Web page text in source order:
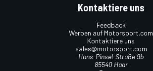
Kontaktiere uns
Feedback
Werben auf Motorsport.com
Kontaktiere uns
sales@motorsport.com
Hans-Pinsel-Straße 9b
85540 Haar